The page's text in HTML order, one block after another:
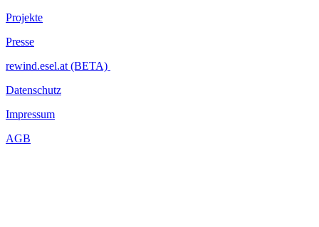
Projekte
Presse
rewind.esel.at (BETA)
Datenschutz
Impressum
AGB